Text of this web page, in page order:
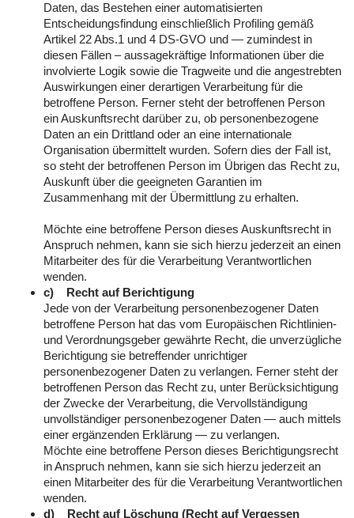
Daten, das Bestehen einer automatisierten
Entscheidungsfindung einschließlich Profiling gemäß
Artikel 22 Abs.1 und 4 DS-GVO und — zumindest in
diesen Fällen – aussagekräftige Informationen über die
involvierte Logik sowie die Tragweite und die angestrebten
Auswirkungen einer derartigen Verarbeitung für die
betroffene Person. Ferner steht der betroffenen Person
ein Auskunftsrecht darüber zu, ob personenbezogene
Daten an ein Drittland oder an eine internationale
Organisation übermittelt wurden. Sofern dies der Fall ist,
so steht der betroffenen Person im Übrigen das Recht zu,
Auskunft über die geeigneten Garantien im
Zusammenhang mit der Übermittlung zu erhalten.
Möchte eine betroffene Person dieses Auskunftsrecht in
Anspruch nehmen, kann sie sich hierzu jederzeit an einen
Mitarbeiter des für die Verarbeitung Verantwortlichen
wenden.
c) Recht auf Berichtigung
Jede von der Verarbeitung personenbezogener Daten
betroffene Person hat das vom Europäischen Richtlinien-
und Verordnungsgeber gewährte Recht, die unverzügliche
Berichtigung sie betreffender unrichtiger
personenbezogener Daten zu verlangen. Ferner steht der
betroffenen Person das Recht zu, unter Berücksichtigung
der Zwecke der Verarbeitung, die Vervollständigung
unvollständiger personenbezogener Daten — auch mittels
einer ergänzenden Erklärung — zu verlangen.
Möchte eine betroffene Person dieses Berichtigungsrecht
in Anspruch nehmen, kann sie sich hierzu jederzeit an
einen Mitarbeiter des für die Verarbeitung Verantwortlichen
wenden.
d) Recht auf Löschung (Recht auf Vergessen